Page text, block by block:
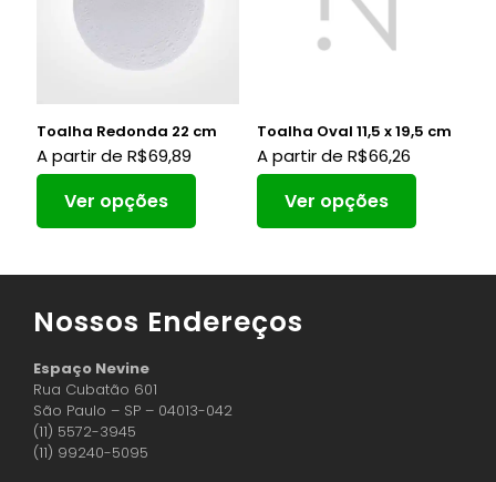
Toalha Redonda 22 cm
A partir de R$69,89
Ver opções
Toalha Oval 11,5 x 19,5 cm
A partir de R$66,26
Ver opções
Nossos Endereços
Espaço Nevine
Rua Cubatão 601
São Paulo – SP – 04013-042
(11) 5572-3945
(11) 99240-5095